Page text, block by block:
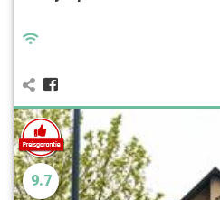
9.7